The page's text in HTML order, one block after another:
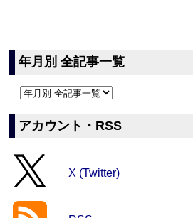
年月別 全記事一覧
アカウント・RSS
X (Twitter)